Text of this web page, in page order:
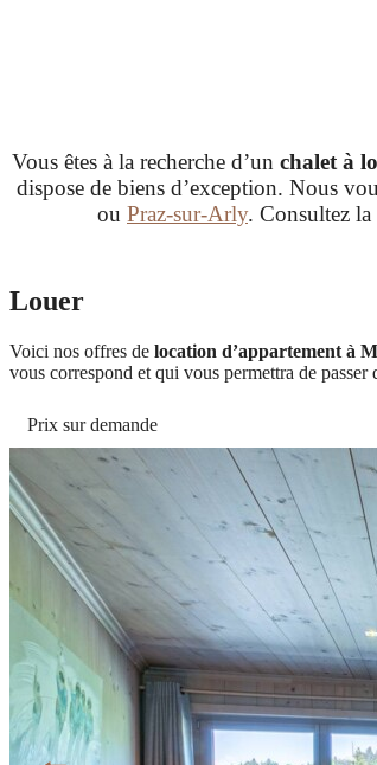
Vous êtes à la recherche d’un chalet à
dispose de biens d’exception. Nous
ou Praz-sur-Arly. Consultez la
Louer
Voici nos offres de location d’appartement à
vous correspond et qui vous permettra de
Prix sur demande